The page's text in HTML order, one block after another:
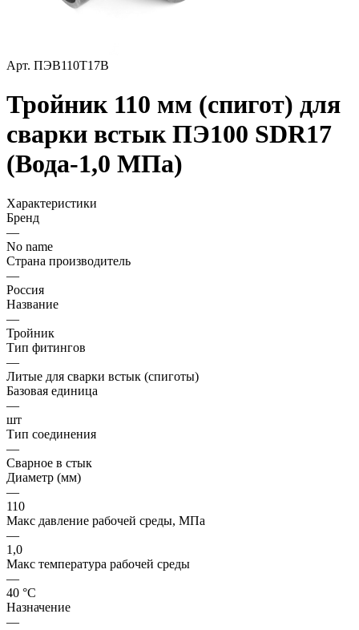
Арт. ПЭВ110Т17В
Тройник 110 мм (спигот) для
сварки встык ПЭ100 SDR17
(Вода-1,0 МПа)
Характеристики
Бренд
—
No name
Страна производитель
—
Россия
Название
—
Тройник
Тип фитингов
—
Литые для сварки встык (спиготы)
Базовая единица
—
шт
Тип соединения
—
Сварное в стык
Диаметр (мм)
—
110
Макс давление рабочей среды, МПа
—
1,0
Макс температура рабочей среды
—
40 °С
Назначение
—